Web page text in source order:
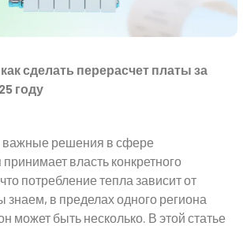
сделать перерасчет платы за
году
важные решения в сфере
власть конкретного
потребление тепла зависит от
знаем, в пределах одного региона
может быть несколько. В этой статье